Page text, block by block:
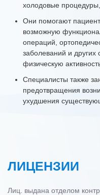
холодовые
Они помогают
возможную
операций,
заболеваний и
физическую
Специалисты также
предотвращения
ухудшения
ЛИЦЕНЗИИ
Лиц. выдана отделом